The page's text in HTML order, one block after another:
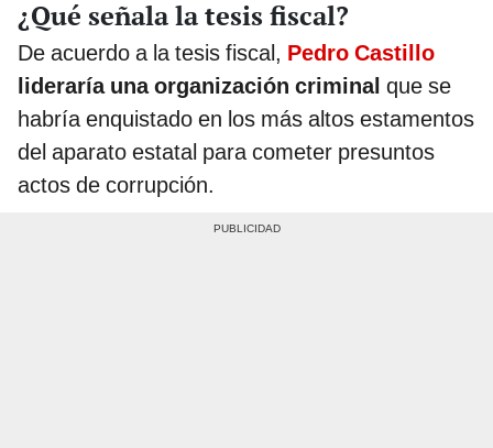
¿Qué señala la tesis fiscal?
De acuerdo a la tesis fiscal, Pedro Castillo
lideraría una organización criminal que se
habría enquistado en los más altos estamentos
del aparato estatal para cometer presuntos
actos de corrupción.